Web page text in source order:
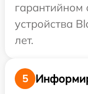
устройства
лет.
5